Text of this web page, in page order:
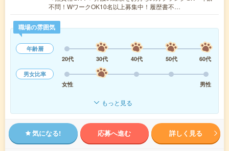
不問！WワークOK10名以上募集中！履歴書不…
職場の雰囲気
年齢層
20代
30代 40代 50代
60代
男女比率
女性
男性
もっと見る
気になる! 応募へ進む 詳しく見る